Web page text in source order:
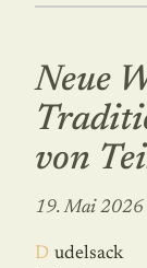
Neue
von
19. Mai 2026
Dudelsack